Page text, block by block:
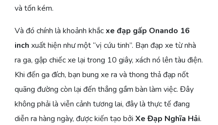
và tốn kém.
Và đó chính là khoảnh khắc xe đạp gấp Onando 16
inch xuất hiện như một “vị cứu tinh”. Bạn đạp xe từ nhà
ra ga, gập chiếc xe lại trong 10 giây, xách nó lên tàu điện.
Khi đến ga đích, bạn bung xe ra và thong thả đạp nốt
quãng đường còn lại đến thẳng gầm bàn làm việc. Đây
không phải là viễn cảnh tương lai, đây là thực tế đang
diễn ra hàng ngày, được kiến tạo bởi Xe Đạp Nghĩa Hải.